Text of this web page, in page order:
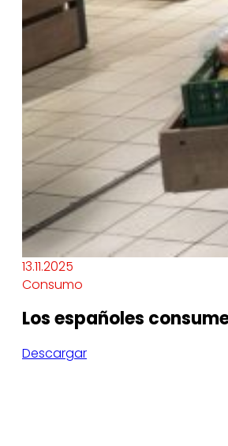
13.11.2025
Consumo
Los españoles
Descargar